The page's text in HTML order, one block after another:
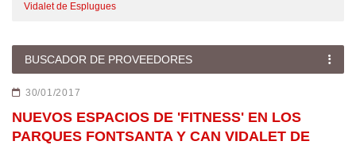
Vidalet de Esplugues
BUSCADOR DE PROVEEDORES
30/01/2017
NUEVOS ESPACIOS DE 'FITNESS' EN LOS
PARQUES FONTSANTA Y CAN VIDALET DE